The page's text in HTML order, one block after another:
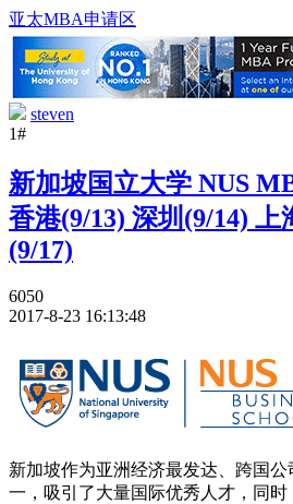
亚太MBA申请区
steven
1#
新加坡国立大学 NUS
香港(9/13) 深圳(9/14) 上
(9/17)
6050
2017-8-23 16:13:48
新加坡作为亚洲经济最发达、跨国
一，吸引了大量国际优秀人才，同时